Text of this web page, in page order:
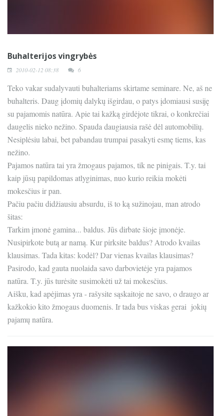
Buhalterijos vingrybės
2010-02-12 08:38 6
Teko vakar sudalyvauti buhalteriams skirtame seminare. Ne, aš ne
buhalteris. Daug įdomių dalykų išgirdau, o patys įdomiausi susiję
su pajamomis natūra. Apie tai kažką girdėjote tikrai, o konkrečiai
daugelis nieko nežino. Spauda daugiausia rašė dėl automobilių.
Nesiplėsiu labai, bet pabandau trumpai pasakyti esmę tiems, kas
nežino.
Pajamos natūra tai yra žmogaus pajamos, tik ne pinigais. T.y. tai
kaip jūsų papildomas atlyginimas, nuo kurio reikia mokėti
mokesčius ir pan.
Pačiu pačiu didžiausiu absurdu, iš to ką sužinojau, man atrodo
šitas:
Tarkim įmonė gamina... baldus. Jūs dirbate šioje įmonėje.
Nusipirkote butą ar namą. Kur pirksite baldus? Atrodo kvailas
klausimas. Tada kitas: kodėl? Dar vienas kvailas klausimas?
Pasirodo, kad gauta nuolaida savo darbovietėje yra pajamos
natūra. T.y. jūs turėsite susimokėti už tai mokesčius.
Aišku, kad apėjimas yra - rašysite sąskaitoje ne savo, o draugo ar
kažkokio kito žmogaus duomenis. Ir tada bus viskas gerai jokių
pajamų natūra.